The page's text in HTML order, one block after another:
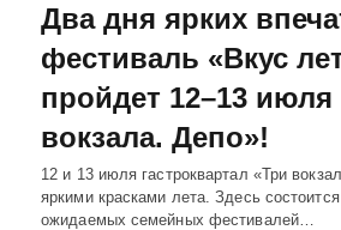
Два дня ярких
фестиваль «Вкус
пройдет 12–13 июля
вокзала. Депо»!
12 и 13 июля гастроквартал «Три
яркими красками лета. Здесь
ожидаемых семейных фестивалей…